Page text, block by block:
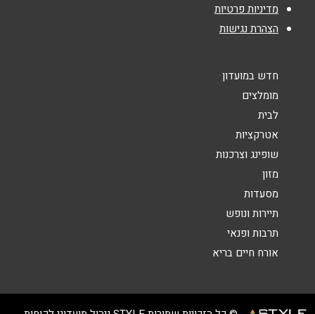
אנא חזרו אלי בקשר ל...
מדיניות פרטיות
הצהרת נגישות
חדש במועדון
מומלצים
לבית
אטרקציות
שופינג וצרכנות
מזון
מסעדות
תיירות ונופש
תרבות ופנאי
אורח חיים בריא